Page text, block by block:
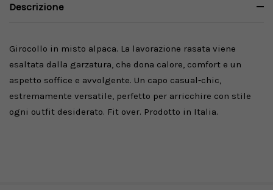
Descrizione
Girocollo in misto alpaca. La lavorazione rasata viene
esaltata dalla garzatura, che dona calore, comfort e un
aspetto soffice e avvolgente. Un capo casual-chic,
estremamente versatile, perfetto per arricchire con stile
ogni outfit desiderato. Fit over. Prodotto in Italia.